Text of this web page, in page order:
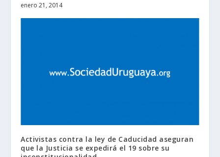
enero 21, 2014
Activistas contra la ley de Caducidad aseguran
que la Justicia se expedirá el 19 sobre su